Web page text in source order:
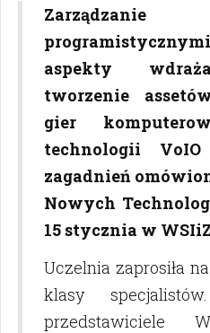
aspekty
tworzenie
gier
technologii
zagadnień
Nowych
15 stycznia w
Uczelnia zaprosiła
klasy
przedstawiciele